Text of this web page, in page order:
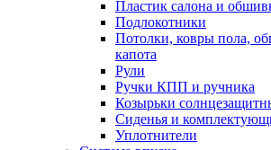
Пластик салона и
Подлокотники
Потолки, ковры пола,
капота
Рули
Ручки КПП и ручника
Козырьки
Сиденья и
Уплотнители